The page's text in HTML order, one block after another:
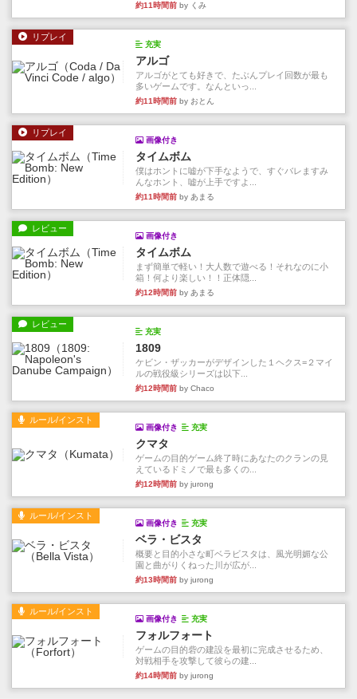
約11時間前 by くみ
リプレイ
充実
アルゴ
アルゴがとても好きで、たぶんプレイ回数が最も
多いゲームです。なんといっ...
約11時間前 by おとん
リプレイ
画像付き
タイムボム
僕はホントに嘘が下手なようで、すぐバレますみ
んなホント、嘘が上手ですよ...
約11時間前 by あまる
レビュー
画像付き
タイムボム
まず簡単で軽い！大人数で遊べる！それなのに小
箱！何より楽しい！！正体隠...
約12時間前 by あまる
レビュー
充実
1809
ケビン・ザッカーがデザインした１ヘクス=２マイ
ルの戦役級シリーズは以下...
約12時間前 by Chaco
ルール/インスト
画像付き 充実
クマタ
ゲームの目的ゲーム終了時にあなたのクランの見
えているドミノで最も多くの...
約12時間前 by jurong
ルール/インスト
画像付き 充実
ベラ・ビスタ
概要と目的小さな町ベラビスタは、風光明媚な公
園と曲がりくねった川が広が...
約13時間前 by jurong
ルール/インスト
画像付き 充実
フォルフォート
ゲームの目的砦の建設を最初に完成させるため、
対戦相手を攻撃して彼らの建...
約14時間前 by jurong